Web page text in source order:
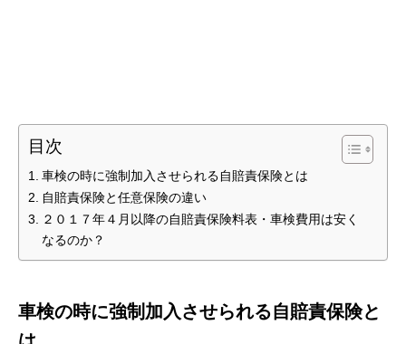
目次
車検の時に強制加入させられる自賠責保険とは
自賠責保険と任意保険の違い
２０１７年４月以降の自賠責保険料表・車検費用は安く
なるのか？
車検の時に強制加入させられる自賠責保険と